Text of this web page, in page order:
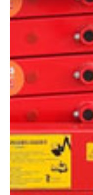
COMPARADOR
¿Tienes dudas a la
necesitas?
Compara esta y otras
en contacto con nosotros
¿Te interesa
esta
Rellena este